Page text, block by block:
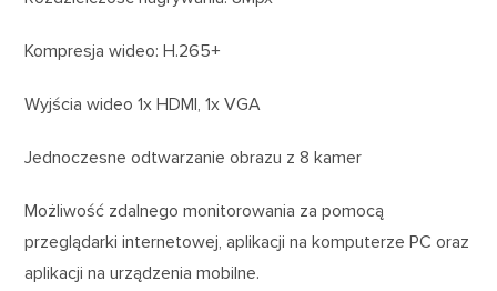
Kompresja wideo: H.265+
Wyjścia wideo 1x HDMI, 1x VGA
Jednoczesne odtwarzanie obrazu z 8 kamer
Możliwość zdalnego monitorowania za pomocą
przeglądarki internetowej, aplikacji na komputerze PC oraz
aplikacji na urządzenia mobilne.